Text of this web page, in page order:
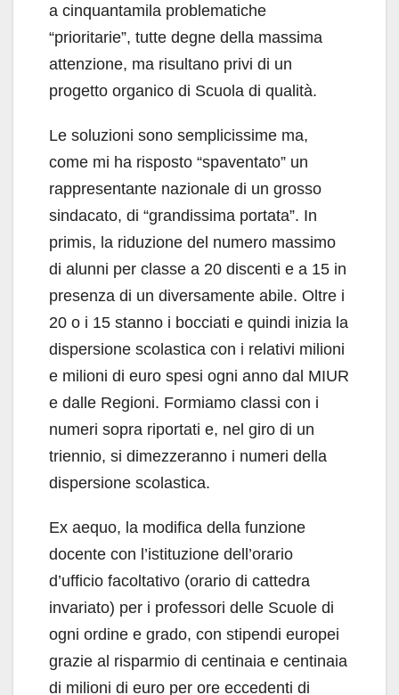
a cinquantamila problematiche
“prioritarie”, tutte degne della massima
attenzione, ma risultano privi di un
progetto organico di Scuola di qualità.
Le soluzioni sono semplicissime ma,
come mi ha risposto “spaventato” un
rappresentante nazionale di un grosso
sindacato, di “grandissima portata”. In
primis, la riduzione del numero massimo
di alunni per classe a 20 discenti e a 15 in
presenza di un diversamente abile. Oltre i
20 o i 15 stanno i bocciati e quindi inizia la
dispersione scolastica con i relativi milioni
e milioni di euro spesi ogni anno dal MIUR
e dalle Regioni. Formiamo classi con i
numeri sopra riportati e, nel giro di un
triennio, si dimezzeranno i numeri della
dispersione scolastica.
Ex aequo, la modifica della funzione
docente con l’istituzione dell’orario
d’ufficio facoltativo (orario di cattedra
invariato) per i professori delle Scuole di
ogni ordine e grado, con stipendi europei
grazie al risparmio di centinaia e centinaia
di milioni di euro per ore eccedenti di